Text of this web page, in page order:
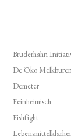
Bruderhahn
De Öko
Demeter
Feinheimisch
Fishfight